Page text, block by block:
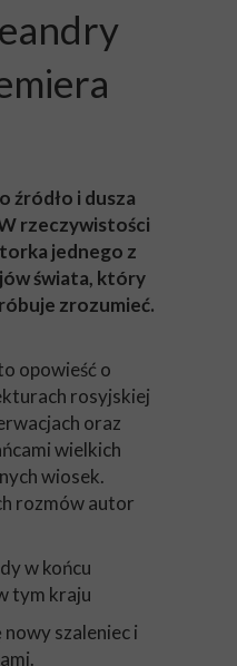
źródło i dusza
rzeczywistości
jednego z
świata, który
zrozumieć.
opowieść o
rosyjskiej
oraz
wielkich
wiosek.
rozmów autor
w końcu
tym kraju
nowy szaleniec i